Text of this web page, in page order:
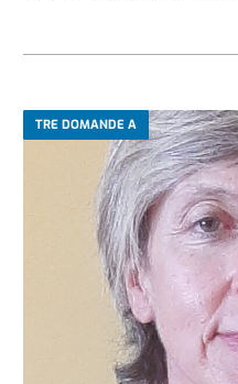
TRE DOMANDE A